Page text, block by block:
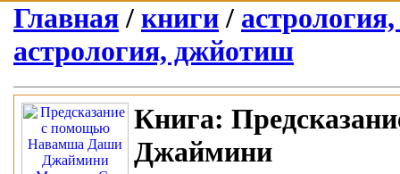
Главная / книги /
астрология, джйотиш
Книга:
Джаймини